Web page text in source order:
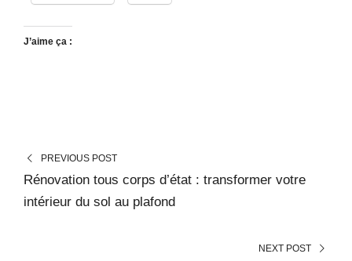
J’aime ça :
PREVIOUS POST
Rénovation tous corps d’état : transformer votre
intérieur du sol au plafond
NEXT POST